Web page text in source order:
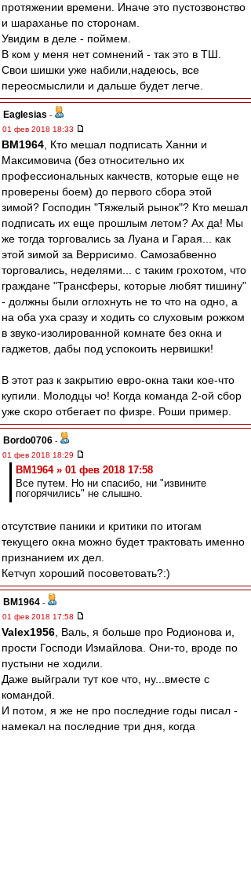
протяжении времени. Иначе это пустозвонство
и шараханье по сторонам.
Увидим в деле - поймем.
В ком у меня нет сомнений - так это в ТШ.
Свои шишки уже набили,надеюсь, все
переосмыслили и дальше будет легче.
Eaglesias -
01 фев 2018 18:33
BM1964 , Кто мешал подписать Ханни и
Максимовича (без относительно их
профессиональных какчеств, которые еще не
проверены боем) до первого сбора этой
зимой? Господин "Тяжелый рынок"? Кто мешал
подписать их еще прошлым летом? Ах да! Мы
же тогда торговались за Луана и Гарая... как
этой зимой за Веррисимо. Самозабвенно
торговались, неделями... с таким грохотом, что
граждане "Трансферы, которые любят тишину"
- должны были оглохнуть не то что на одно, а
на оба уха сразу и ходить со слуховым рожком
в звуко-изолированной комнате без окна и
гаджетов, дабы под успокоить нервишки!
В этот раз к закрытию евро-окна таки кое-что
купили. Молодцы чо! Когда команда 2-ой сбор
уже скоро отбегает по физре. Роши пример.
Bordo0706 -
01 фев 2018 18:29
BM1964 » 01 фев 2018 17:58
Все путем. Но ни спасибо, ни "извините
погорячились" не слышно.
отсутствие паники и критики по итогам
текущего окна можно будет трактовать именно
признанием их дел.
Кетчуп хороший посоветовать?:)
BM1964 -
01 фев 2018 17:58
Valex1956 , Валь, я больше про Родионова и,
прости Господи Измайлова. Они-то, вроде по
пустыни не ходили.
Даже выйграли тут кое что, ну...вместе с
командой.
И потом, я же не про последние годы писал -
намекал на последние три дня, когда